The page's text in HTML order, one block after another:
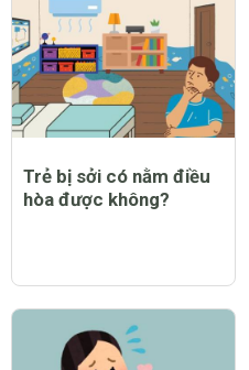
Trẻ bị sởi có nằm điều
hòa được không?